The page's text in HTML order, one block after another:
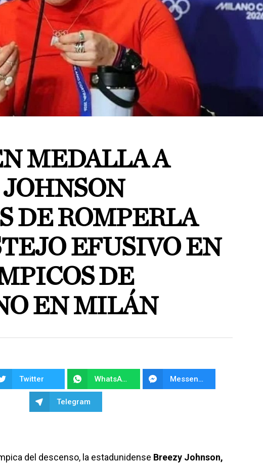
MEDALLA A
DE ROMPERLA
EFUSIVO EN
DE
EN MILÁN
Twitter WhatsApp Messenger
Telegram
del descenso, la estadunidense Breezy Johnson,